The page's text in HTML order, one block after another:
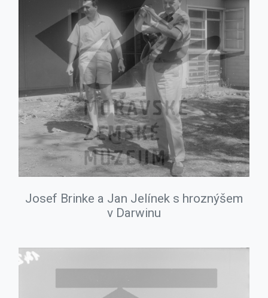
Josef Brinke a Jan Jelínek s hroznýšem
v Darwinu